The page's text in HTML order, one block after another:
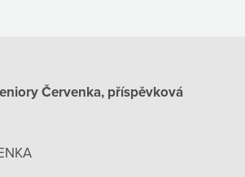
Červenka, příspěvková